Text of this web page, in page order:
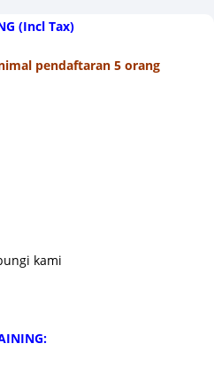
(Incl Tax)
pendaftaran 5 orang
kami